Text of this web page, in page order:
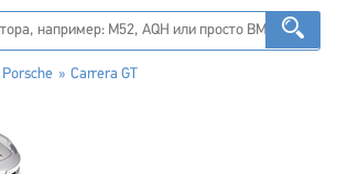
Porsche Carrera GT